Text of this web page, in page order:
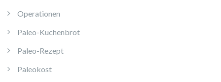
Operationen
Paleo-Kuchenbrot
Paleo-Rezept
Paleokost